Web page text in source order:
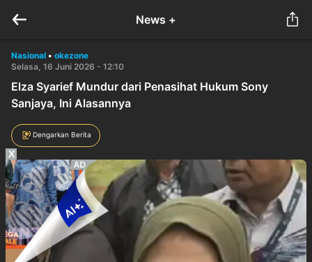
News +
Nasional • okezone
Selasa, 16 Juni 2026 - 12:10
Elza Syarief Mundur dari Penasihat Hukum Sony
Sanjaya, Ini Alasannya
Dengarkan Berita
X